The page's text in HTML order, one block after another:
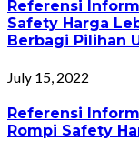
Referensi
Safety Harga
Berbagi Pilihan
July 15, 2022
Referensi
Rompi Safety